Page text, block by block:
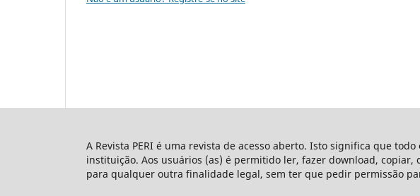
A Revista PERI é uma revista de acesso aberto. Isto significa que
instituição. Aos usuários (as) é permitido ler, fazer download,
para qualquer outra finalidade legal, sem ter que pedir permissão